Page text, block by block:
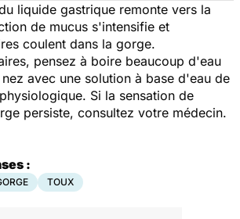
liquide gastrique remonte vers la
de mucus s'intensifie et
coulent dans la gorge.
pensez à boire beaucoup d'eau
avec une solution à base d'eau de
Si la sensation de
persiste, consultez votre médecin.
:
TOUX